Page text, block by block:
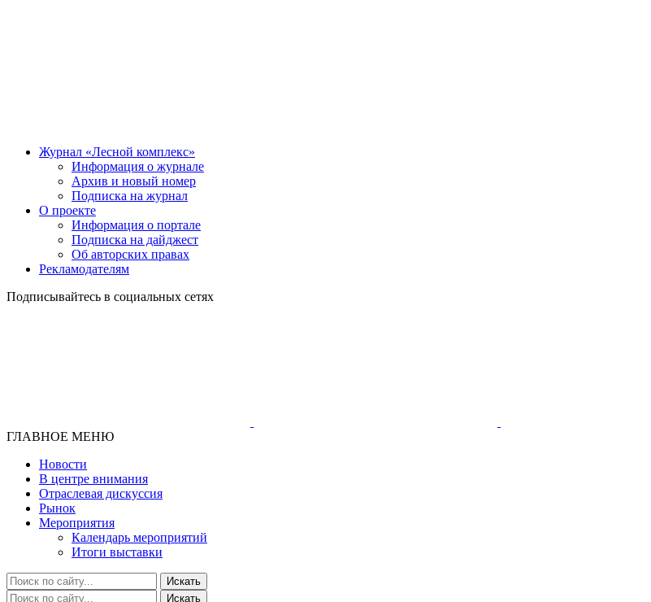
Журнал «Лесной комплекс»
Информация о журнале
Архив и новый номер
Подписка на журнал
О проекте
Информация о портале
Подписка на дайджест
Об авторских правах
Рекламодателям
Подписывайтесь в социальных сетях
ГЛАВНОЕ МЕНЮ
Новости
В центре внимания
Отраслевая дискуссия
Рынок
Мероприятия
Календарь мероприятий
Итоги выставки